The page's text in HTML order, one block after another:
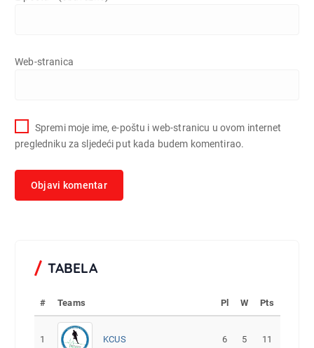
Web-stranica
Spremi moje ime, e-poštu i web-stranicu u ovom internet
pregledniku za sljedeći put kada budem komentirao.
TABELA
# Teams Pl W Pts
1 KCUS 6 5 11